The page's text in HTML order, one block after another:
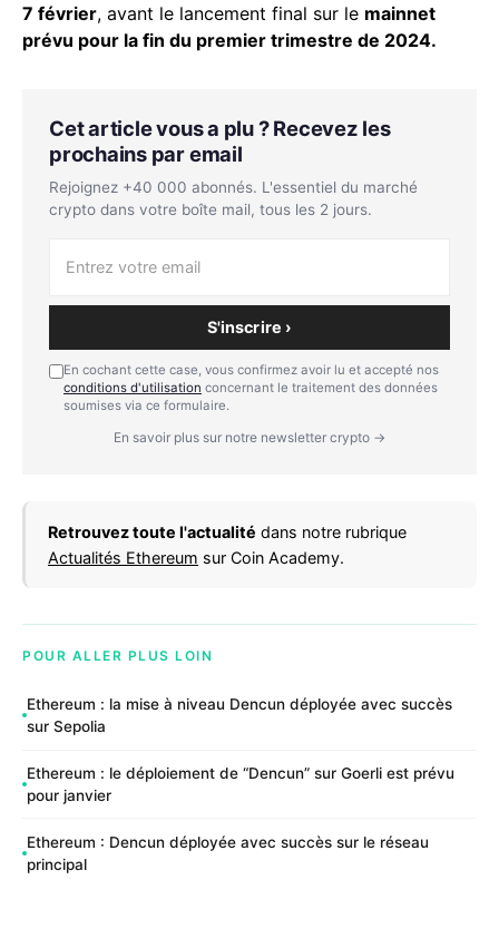
7 février, avant le lancement final sur le mainnet
prévu pour la fin du premier trimestre de 2024.
Cet article vous a plu ? Recevez les
prochains par email
Rejoignez +40 000 abonnés. L'essentiel du marché
crypto dans votre boîte mail, tous les 2 jours.
S'inscrire ›
En cochant cette case, vous confirmez avoir lu et accepté nos
conditions d'utilisation concernant le traitement des données
soumises via ce formulaire.
En savoir plus sur notre newsletter crypto →
Retrouvez toute l'actualité dans notre rubrique
Actualités Ethereum sur Coin Academy.
POUR ALLER PLUS LOIN
Ethereum : la mise à niveau Dencun déployée avec succès
sur Sepolia
Ethereum : le déploiement de “Dencun” sur Goerli est prévu
pour janvier
Ethereum : Dencun déployée avec succès sur le réseau
principal